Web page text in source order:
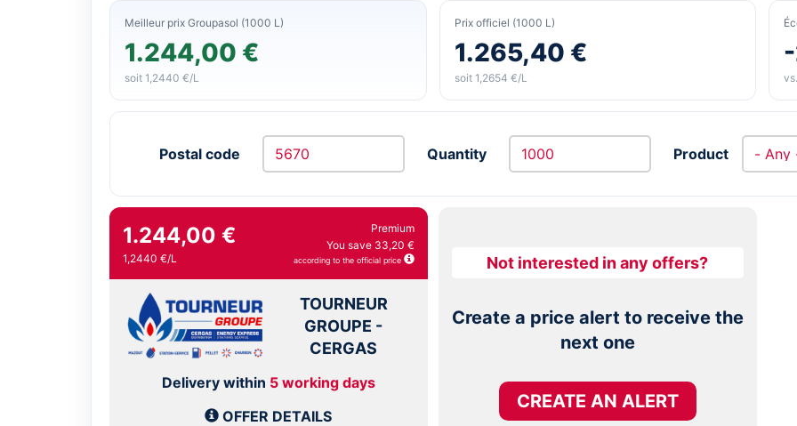
Meilleur prix Groupasol (1000 L)
1.244,00 €
soit 1,2440 €/L
Prix officiel (1000 L)
1.265,40 €
soit 1,2654 €/L
Postal code Quantity Product
1.244,00 €
1,2440 €/L
Premium
You save 33,20 €
according to the official price
TOURNEUR
GROUPE -
CERGAS
Delivery within 5 working days
OFFER DETAILS
Not interested in any offers?
Create a price alert to receive the
next one
CREATE AN ALERT